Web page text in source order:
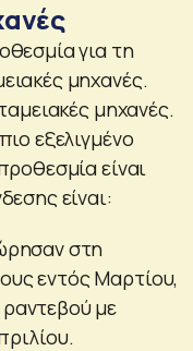
για τη
μηχανές.
μηχανές.
εξελιγμένο
είναι
είναι:
στη
εντός Μαρτίου,
με